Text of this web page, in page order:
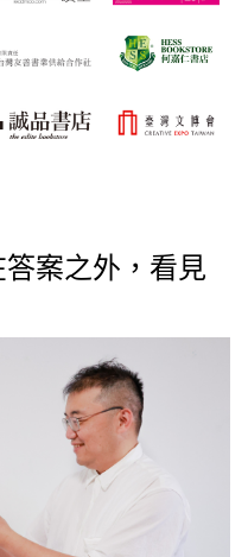
案之外，看見